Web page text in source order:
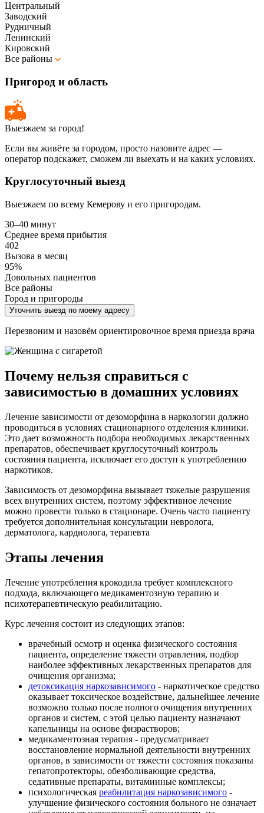
Центральный
Заводский
Рудничный
Ленинский
Кировский
Все районы
Пригород и область
Выезжаем за город!
Если вы живёте за городом, просто назовите адрес —
оператор подскажет, сможем ли выехать и на каких условиях.
Круглосуточный выезд
Выезжаем по всему Кемерову и его пригородам.
30–40 минут
Среднее время прибытия
402
Вызова в месяц
95%
Довольных пациентов
Все районы
Город и пригороды
Уточнить выезд по моему адресу
Перезвоним и назовём ориентировочное время приезда врача
Почему нельзя справиться с
зависимостью в домашних условиях
Лечение зависимости от дезоморфина в наркологии должно
проводиться в условиях стационарного отделения клиники.
Это дает возможность подбора необходимых лекарственных
препаратов, обеспечивает круглосуточный контроль
состояния пациента, исключает его доступ к употреблению
наркотиков.
Зависимость от дезоморфина вызывает тяжелые разрушения
всех внутренних систем, поэтому эффективное лечение
можно провести только в стационаре. Очень часто пациенту
требуется дополнительная консультации невролога,
дерматолога, кардиолога, терапевта
Этапы лечения
Лечение употребления крокодила требует комплексного
подхода, включающего медикаментозную терапию и
психотерапевтическую реабилитацию.
Курс лечения состоит из следующих этапов:
врачебный осмотр и оценка физического состояния
пациента, определение тяжести отравления, подбор
наиболее эффективных лекарственных препаратов для
очищения организма;
детоксикация наркозависимого - наркотическое средство
оказывает токсическое воздействие, дальнейшее лечение
возможно только после полного очищения внутренних
органов и систем, с этой целью пациенту назначают
капельницы на основе физрастворов;
медикаментозная терапия - предусматривает
восстановление нормальной деятельности внутренних
органов, в зависимости от тяжести состояния показаны
гепатопротекторы, обезболивающие средства,
седативные препараты, витаминные комплексы;
психологическая реабилитация наркозависимого -
улучшение физического состояния больного не означает